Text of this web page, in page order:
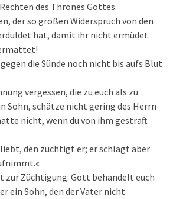
des Thrones Gottes.
der so großen Widerspruch von den
hat, damit ihr nicht ermüdet
die Sünde noch nicht bis aufs Blut
vergessen, die zu euch als zu
Sohn, schätze nicht gering des Herrn
nicht, wenn du von ihm gestraft
den züchtigt er; er schlägt aber
zur Züchtigung: Gott behandelt euch
ein Sohn, den der Vater nicht